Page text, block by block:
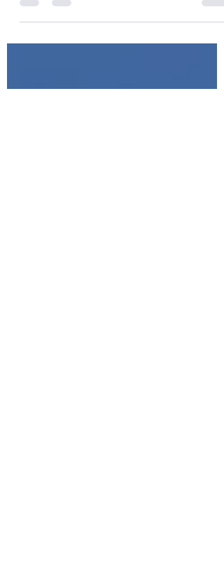
Sentenza Corte d’Appello di Brescia n.
1620/2023: il canone da 800 euro NON SI